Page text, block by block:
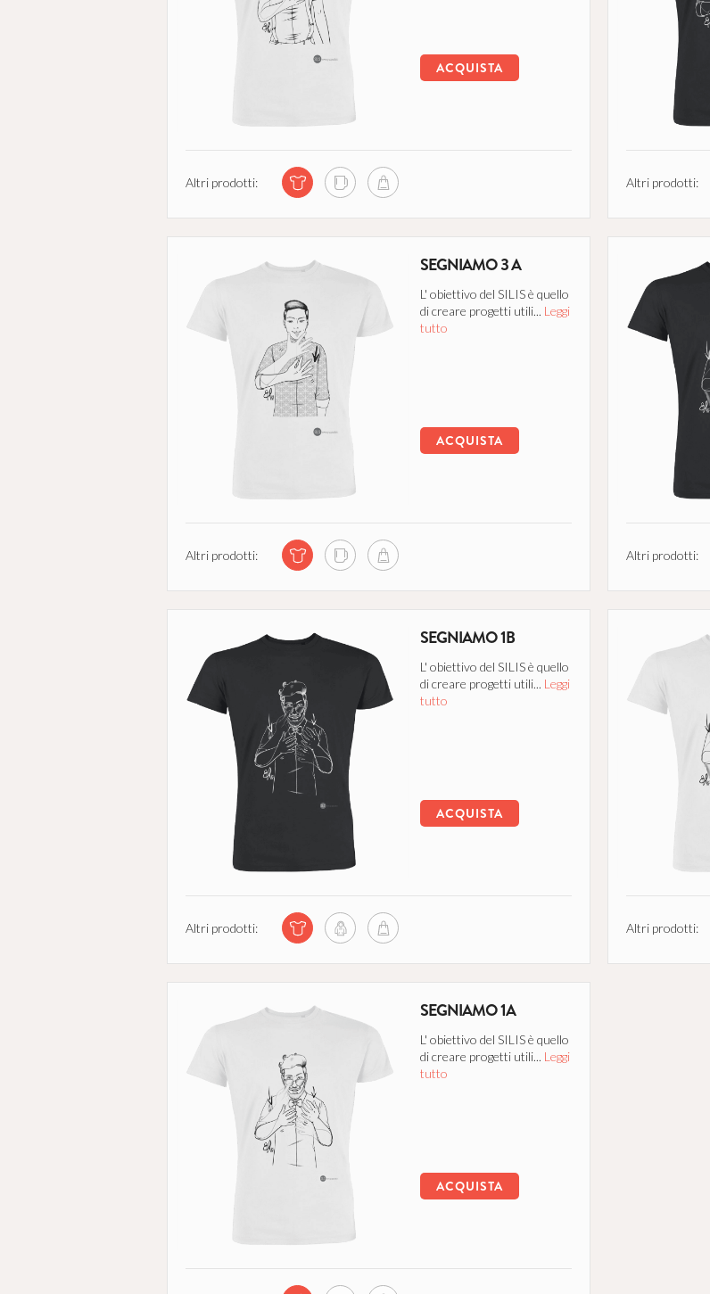
ACQUISTA
Altri prodotti: Altri prodotti:
SEGNIAMO 3 A
L' obiettivo del SILIS è quello
di creare progetti utili... Leggi
tutto
ACQUISTA
Altri prodotti: Altri prodotti:
SEGNIAMO 1B
L' obiettivo del SILIS è quello
di creare progetti utili... Leggi
tutto
ACQUISTA
Altri prodotti: Altri prodotti:
SEGNIAMO 1A
L' obiettivo del SILIS è quello
di creare progetti utili... Leggi
tutto
ACQUISTA